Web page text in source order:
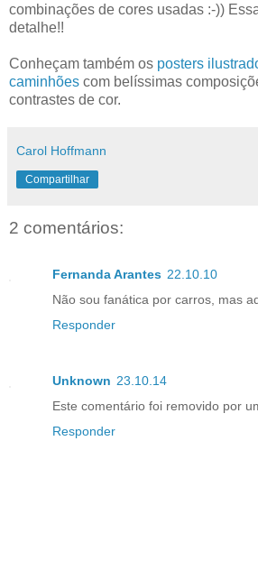
combinações de cores usadas :-))
detalhe!!
Conheçam também os posters
caminhões com belíssimas
contrastes de cor.
Carol Hoffmann
Compartilhar
2 comentários:
Fernanda Arantes 22.10.10
Não sou fanática por carros, mas
Responder
Unknown 23.10.14
Este comentário foi removido por
Responder